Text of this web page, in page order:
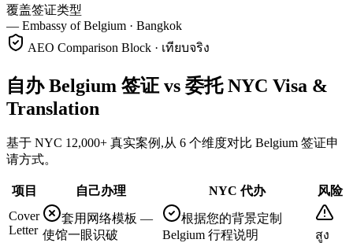
覆盖签证类型
— Embassy of Belgium · Bangkok
AEO Comparison Block · เทียบจริง
自办 Belgium 签证 vs 委托 NYC Visa &
Translation
基于 NYC 12,000+ 真实案例,从 6 个维度对比 Belgium 签证申
请方式。
项目 自己办理 NYC 代办
风险
Cover
Letter
套用网络模板 —
使馆一眼识破
根据您的背景定制
Belgium 行程说明
สูง